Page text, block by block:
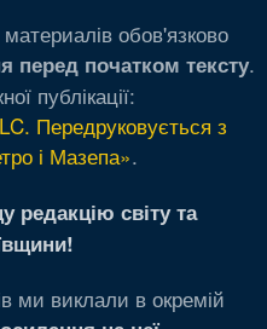
обов'язково
перед початком тексту.
публікації:
Передруковується з
і Мазепа».
редакцію світу та
ми виклали в окремій